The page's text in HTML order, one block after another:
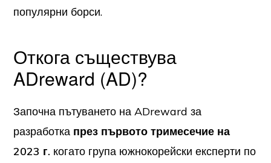
популярни борси.
Откога съществува
ADreward (AD)?
Започна пътуването на ADreward за
разработка през първото тримесечие на
2023 г. когато група южнокорейски експерти по